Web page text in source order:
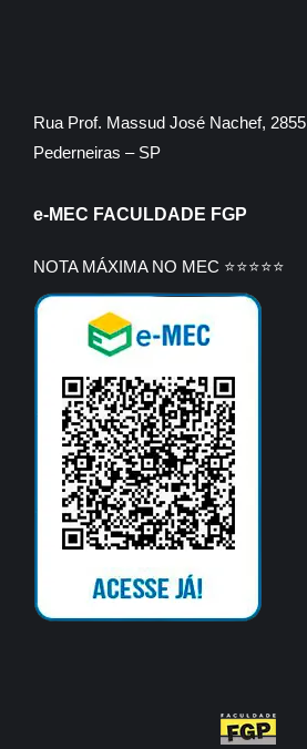
Rua Prof. Massud José Nachef,
Pederneiras – SP
e-MEC FACULDADE FGP
NOTA MÁXIMA NO MEC ⭐⭐⭐⭐⭐